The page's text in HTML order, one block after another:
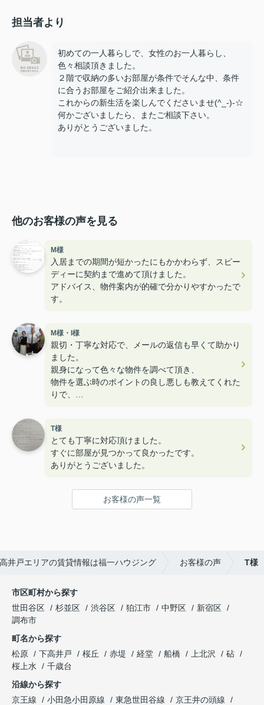
担当者より
初めての一人暮らしで、女性のお一人暮らし、
色々相談頂きました。
２階で収納の多いお部屋が条件でそんな中、条件
に合うお部屋をご紹介出来ました。
これからの新生活を楽しんでくださいませ(^_-)-☆
何かございましたら、またご相談下さい。
ありがとうございました。
他のお客様の声を見る
M様
入居までの期間が短かったにもかかわらず、スピー
ディーに契約まで進めて頂けました。
アドバイス、物件案内が的確で分かりやすかったで
す。
M様・I様
親切・丁寧な対応で、メールの返信も早くて助かり
ました。
親身になって色々な物件を調べて頂き、
物件を選ぶ時のポイントの良し悪しも教えてくれた
りで、
ユニークなスタッフさんも多くて楽しかったです！
T様
とても丁寧に対応頂けました。
すぐに部屋が見つかって良かったです。
ありがとうございました。
お客様の声一覧
井戸エリアの賃貸情報は福一ハウジング お客様の声 T様
市区町村から探す
世田谷区
杉並区 渋谷区 狛江市 中野区
新宿区
調布市
町名から探す
松原
下高井戸 桜丘 赤堤 経堂 船橋 上北沢
砧
桜上水
千歳台
沿線から探す
京王線
小田急小田原線 東急世田谷線
京王井の頭線